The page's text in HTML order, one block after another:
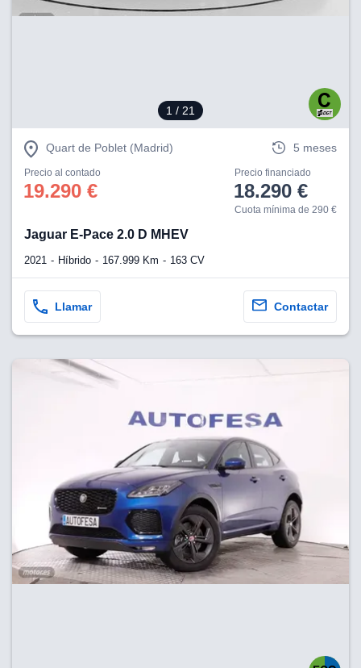
1 / 21
Quart de Poblet (Madrid) 5 meses
Precio al contado
19.290 €
Precio financiado
18.290 €
Cuota mínima de 290 €
Jaguar E-Pace 2.0 D MHEV
2021 Híbrido 167.999 Km 163 CV
Llamar Contactar